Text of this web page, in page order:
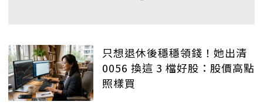
只想退休後穩穩領錢！她出清
0056 換這 3 檔好股：股價高點
照樣買